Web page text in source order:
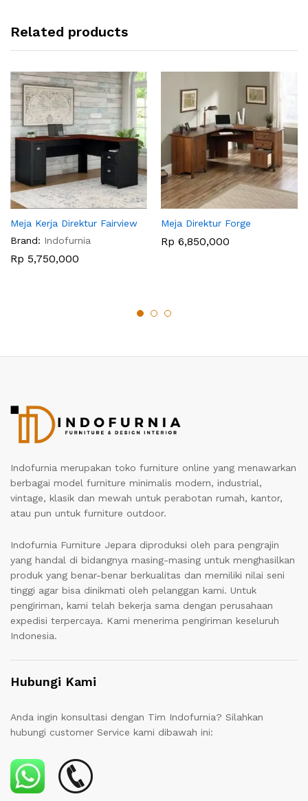
Related products
Meja Kerja Direktur Fairview
Brand: Indofurnia
Rp 5,750,000
Meja Direktur Forge
Rp 6,850,000
Indofurnia merupakan toko furniture online yang menawarkan
berbagai model furniture minimalis modern, industrial,
vintage, klasik dan mewah untuk perabotan rumah, kantor,
atau pun untuk furniture outdoor.
Indofurnia Furniture Jepara diproduksi oleh para pengrajin
yang handal di bidangnya masing-masing untuk menghasilkan
produk yang benar-benar berkualitas dan memiliki nilai seni
tinggi agar bisa dinikmati oleh pelanggan kami. Untuk
pengiriman, kami telah bekerja sama dengan perusahaan
expedisi terpercaya. Kami menerima pengiriman keseluruh
Indonesia.
Hubungi Kami
Anda ingin konsultasi dengan Tim Indofurnia? Silahkan
hubungi customer Service kami dibawah ini: